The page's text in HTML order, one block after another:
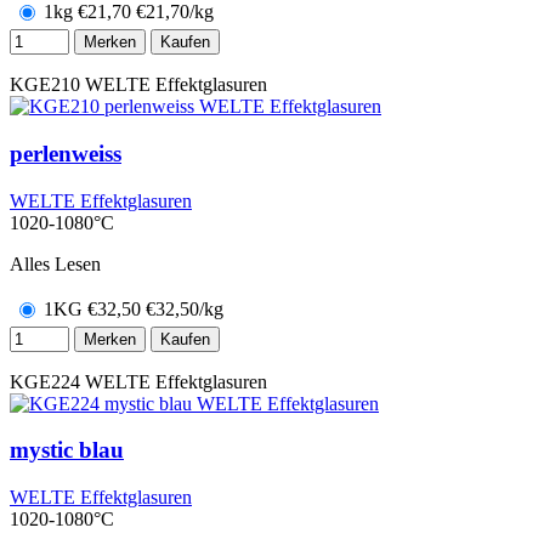
1kg €21,70 €21,70/kg
Merken Kaufen
KGE210 WELTE Effektglasuren
perlenweiss
WELTE Effektglasuren
1020-1080°C
Alles Lesen
1KG €32,50 €32,50/kg
Merken Kaufen
KGE224 WELTE Effektglasuren
mystic blau
WELTE Effektglasuren
1020-1080°C